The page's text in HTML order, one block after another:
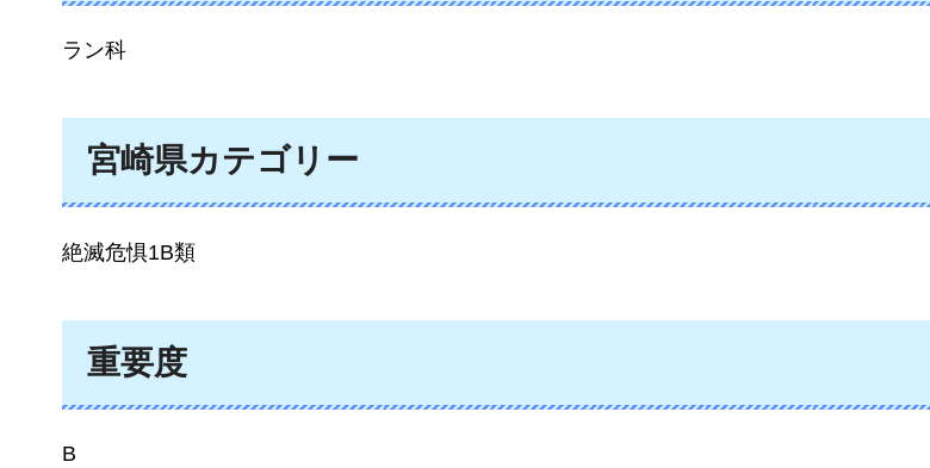
ラン科
宮崎県カテゴリー
絶滅危惧1B類
重要度
B